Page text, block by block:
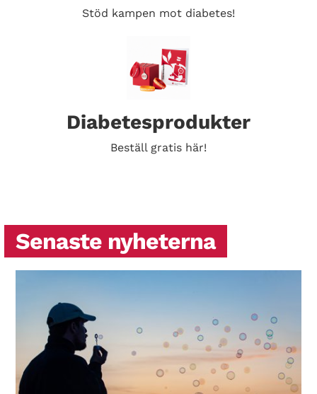
Stöd kampen mot diabetes!
Diabetesprodukter
Beställ gratis här!
Senaste nyheterna